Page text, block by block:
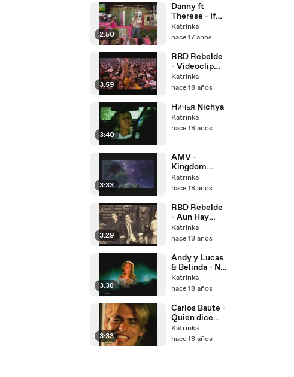
2:50
Danny ft
Therese - If
only you
Katrinka
hace 17 años
3:59
RBD Rebelde
- Videoclip
Sólo Quédate
en Silencio
Katrinka
hace 18 años
3:40
Ничья Nichya
Katrinka
hace 18 años
3:33
AMV -
Kingdom
Hearts - Paolo
Meneguzzi -
Altre
Katrinka
hace 18 años
3:29
RBD Rebelde
- Aun Hay
Algo
Katrinka
hace 18 años
3:38
Andy y Lucas
& Belinda - No
Entiendo
Katrinka
hace 18 años
3:33
Carlos Baute -
Quien dice
que no duele
Katrinka
hace 18 años